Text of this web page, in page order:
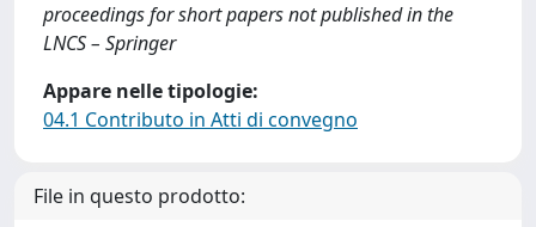
proceedings for short papers not published in the
LNCS – Springer
Appare nelle tipologie:
04.1 Contributo in Atti di convegno
File in questo prodotto: